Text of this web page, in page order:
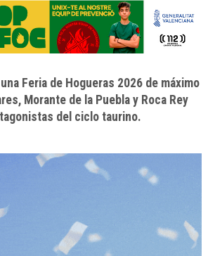
Feria de Hogueras 2026 de máximo
Morante de la Puebla y Roca Rey
del ciclo taurino.